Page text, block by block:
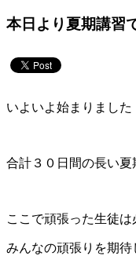
本日より夏期講習
いよいよ始まりました
合計３０日間の長い夏
ここで頑張った生徒は
みんなの頑張りを期待